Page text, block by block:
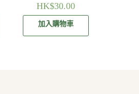
HK$30.00
加入購物車